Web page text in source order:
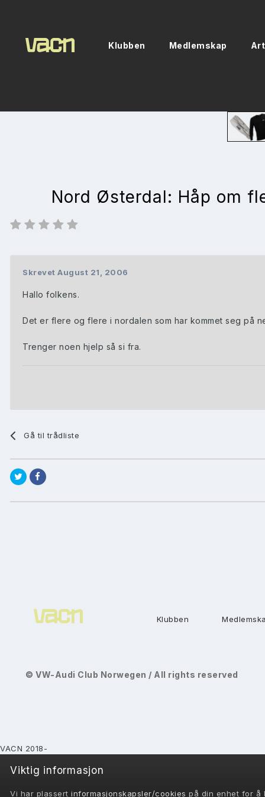
Klubben Medlemskap
Nord Østerdal: Håp om
Skrevet August 21, 2006
Hallo folkens.
Det er flere og flere i nordalen som har kommet seg på
Trenger noen hjelp så si fra.
Gå til trådliste
Klubben
© VW-Audi Club Norwegen / All rights reserved
VACN 2018-
Viktig informasjon
Vi har plassert informasjonskapsler/cookies på din enhet for å